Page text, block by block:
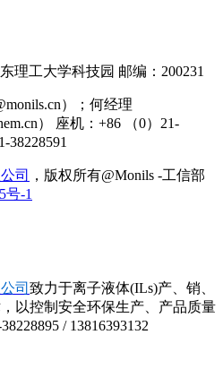
理工大学科技园 邮编：200231
）；何经理
） 座机：+86 （0）21-
38228591
司
，版权所有@Monils -工信部
号-1
司 致力于离子液体(ILs)产、销、
以控制安全环保生产、产品质量
/ 13816393132